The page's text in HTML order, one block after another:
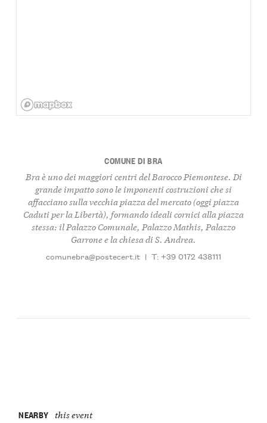
COMUNE DI BRA
Bra è uno dei maggiori centri del Barocco Piemontese. Di
grande impatto sono le imponenti costruzioni che si
affacciano sulla vecchia piazza del mercato (oggi piazza
Caduti per la Libertà), formando ideali cornici alla piazza
stessa: il Palazzo Comunale, Palazzo Mathis, Palazzo
Garrone e la chiesa di S. Andrea.
comunebra@postecert.it | T: +39 0172 438111
NEARBY this event